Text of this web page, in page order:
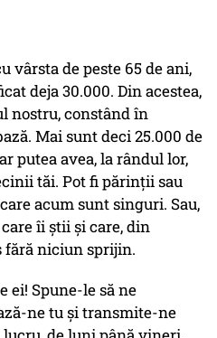
vârsta de peste 65 de ani,
deja 30.000. Din acestea,
nostru, constând în
Mai sunt deci 25.000 de
putea avea, la rândul lor,
tăi. Pot fi părinții sau
acum sunt singuri. Sau,
îi știi și care, din
fără niciun sprijin.
ei! Spune-le să ne
ne tu și transmite-ne